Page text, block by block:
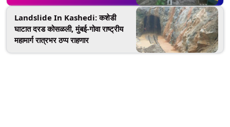
Landslide In Kashedi: कशेडी
घाटात दरड कोसळली, मुंबई-गोवा राष्ट्रीय
महामार्ग रात्रभर ठप्प राहणार